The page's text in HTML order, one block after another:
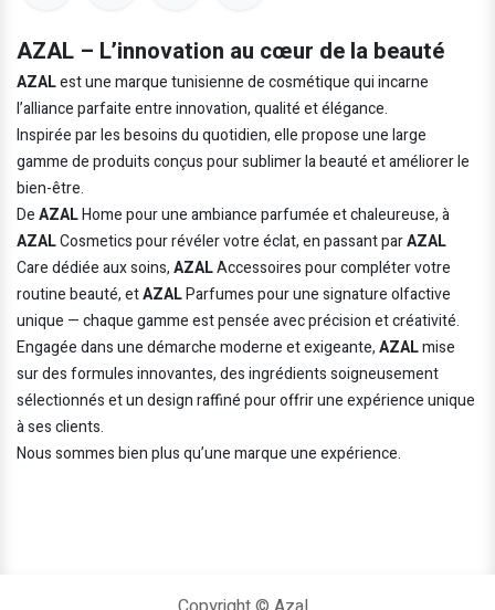
AZAL – L’innovation au cœur de la beauté
AZALest une marque tunisienne de cosmétique qui incarne
l’alliance parfaite entre innovation, qualité et élégance.
Inspirée par les besoins du quotidien, elle propose une large
gamme de produits conçus pour sublimer la beauté et améliorer le
bien-être.
DeAZALHome pour une ambiance parfumée et chaleureuse, à
AZALCosmetics pour révéler votre éclat, en passant parAZAL
Care dédiée aux soins,AZALAccessoires pour compléter votre
routine beauté, etAZALParfumes pour une signature olfactive
unique — chaque gamme est pensée avec précision et créativité.
Engagée dans une démarche moderne et exigeante,AZALmise
sur des formules innovantes, des ingrédients soigneusement
sélectionnés et un design raffiné pour offrir une expérience unique
à ses clients.
Nous sommes bien plus qu’une marque une expérience.